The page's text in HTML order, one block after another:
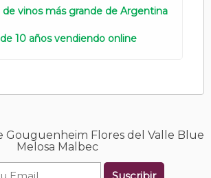
de vinos más grande de Argentina
10 años vendiendo online
Gouguenheim Flores del Valle Blue
Melosa Malbec